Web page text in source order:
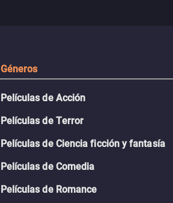
Géneros
Películas de Acción
Películas de Terror
Películas de Ciencia ficción y fantasía
Películas de Comedia
Películas de Romance